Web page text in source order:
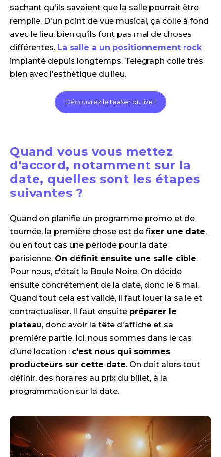
sachant qu'ils savaient que la salle pourrait être
remplie. D'un point de vue musical, ça colle à fond
avec le lieu, bien qu’ils font pas mal de choses
différentes. La salle a un positionnement rock
implanté depuis longtemps. Telegraph colle très
bien avec l’esthétique du lieu.
Découvrez le teaser du live !
Quand vous vous mettez
d'accord, notamment sur la
date, quelles sont les étapes
suivantes ?
Quand on planifie un programme promo et de
tournée, la première chose est de fixer une date,
ou en tout cas une période pour la date
parisienne. On définit ensuite une salle cible.
Pour nous, c'était la Boule Noire. On décide
ensuite concrètement de la date, donc le 6 mai.
Quand tout cela est validé, il faut louer la salle et
contractualiser. Il faut ensuite préparer le
plateau, donc avoir la tête d'affiche et sa
première partie. Ici, nous sommes dans le cas
d’une location : c'est nous qui sommes
producteurs sur cette date. On doit alors tout
définir, des horaires au prix du billet, à la
programmation sur la date.​​​​​​​